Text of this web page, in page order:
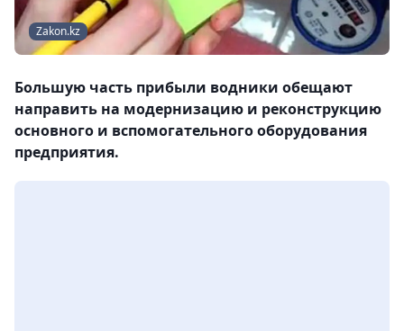
Zakon.kz
Большую часть прибыли водники обещают
направить на модернизацию и реконструкцию
основного и вспомогательного оборудования
предприятия.